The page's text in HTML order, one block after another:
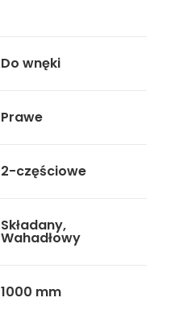
Do wnęki
Prawe
2-częściowe
Składany,
Wahadłowy
1000 mm